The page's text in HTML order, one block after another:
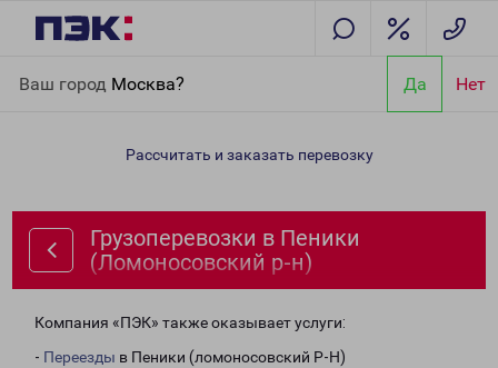
Ваш город Москва? Да Нет
(Ломоносовский р-н)
Рассчитать и заказать перевозку
Грузоперевозки в Пеники
(Ломоносовский р-н)
Компания «ПЭК» также оказывает услуги:
- Переезды в Пеники (ломоносовский Р-Н)